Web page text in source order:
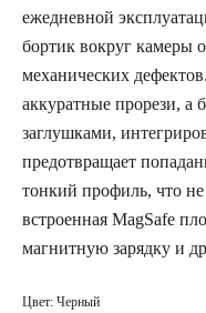
ежедневной
бортик вокруг камеры
механических
аккуратные прорези,
заглушками,
предотвращает
тонкий профиль, что
встроенная MagSafe
магнитную зарядку и
Цвет: Черный